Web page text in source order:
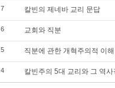
7 칼빈의 제네바 교리 문답
6 교회와 직분
5 직분에 관한 개혁주의적 이해
4 칼빈주의 5대 교리와 그 역